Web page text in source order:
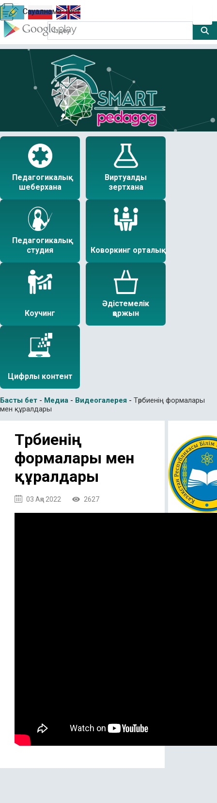
Сауалнама-Тест
Педагогикалық
шеберхана
Виртуалды
зертхана
Педагогикалық
студия
Коворкинг орталық
Коучинг
Әдістемелік
қоржын
Цифрлы контент
Басты бет - Медиа - Видеогалерея - Тәрбиенің формалары
мен құралдары
Тәрбиенің
формалары мен
құралдары
03 Ақп 2022 2627